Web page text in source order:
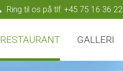
Ring til os på tlf: +45 75 16 36 22
RESTAURANT GALLERI